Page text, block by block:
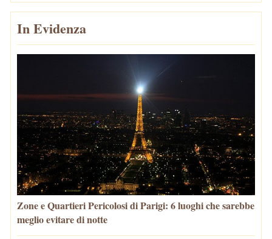
In Evidenza
Zone e Quartieri Pericolosi di Parigi: 6 luoghi che sarebbe
meglio evitare di notte